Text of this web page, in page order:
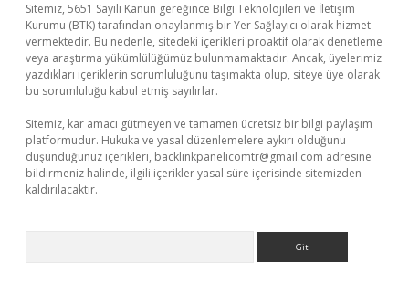
Sitemiz, 5651 Sayılı Kanun gereğince Bilgi Teknolojileri ve İletişim
Kurumu (BTK) tarafından onaylanmış bir Yer Sağlayıcı olarak hizmet
vermektedir. Bu nedenle, sitedeki içerikleri proaktif olarak denetleme
veya araştırma yükümlülüğümüz bulunmamaktadır. Ancak, üyelerimiz
yazdıkları içeriklerin sorumluluğunu taşımakta olup, siteye üye olarak
bu sorumluluğu kabul etmiş sayılırlar.
Sitemiz, kar amacı gütmeyen ve tamamen ücretsiz bir bilgi paylaşım
platformudur. Hukuka ve yasal düzenlemelere aykırı olduğunu
düşündüğünüz içerikleri, backlinkpanelicomtr@gmail.com adresine
bildirmeniz halinde, ilgili içerikler yasal süre içerisinde sitemizden
kaldırılacaktır.